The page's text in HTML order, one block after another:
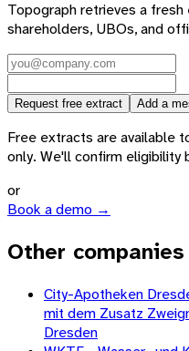
Topograph retrieves a
shareholders, UBOs, and
Request free extract Add a
Free extracts are available
only. We'll confirm
or
Book a demo →
Other
City-Apotheken
mit dem Zusatz
Dresden